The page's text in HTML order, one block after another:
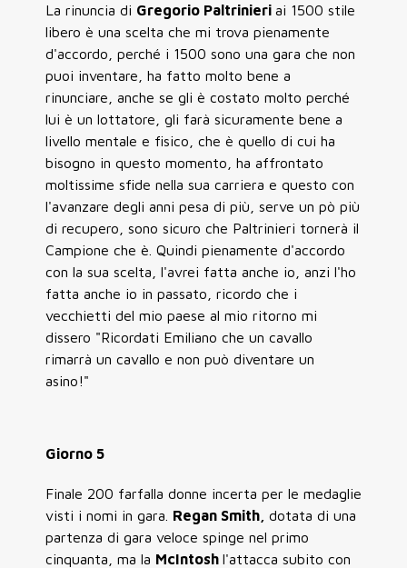
La rinuncia di Gregorio Paltrinieri ai 1500 stile
libero è una scelta che mi trova pienamente
d'accordo, perché i 1500 sono una gara che non
puoi inventare, ha fatto molto bene a
rinunciare, anche se gli è costato molto perché
lui è un lottatore, gli farà sicuramente bene a
livello mentale e fisico, che è quello di cui ha
bisogno in questo momento, ha affrontato
moltissime sfide nella sua carriera e questo con
l'avanzare degli anni pesa di più, serve un pò più
di recupero, sono sicuro che Paltrinieri tornerà il
Campione che è. Quindi pienamente d'accordo
con la sua scelta, l'avrei fatta anche io, anzi l'ho
fatta anche io in passato, ricordo che i
vecchietti del mio paese al mio ritorno mi
dissero "Ricordati Emiliano che un cavallo
rimarrà un cavallo e non può diventare un
asino!"
Giorno 5
Finale 200 farfalla donne incerta per le medaglie
visti i nomi in gara. Regan Smith, dotata di una
partenza di gara veloce spinge nel primo
cinquanta, ma la McIntosh l'attacca subito con